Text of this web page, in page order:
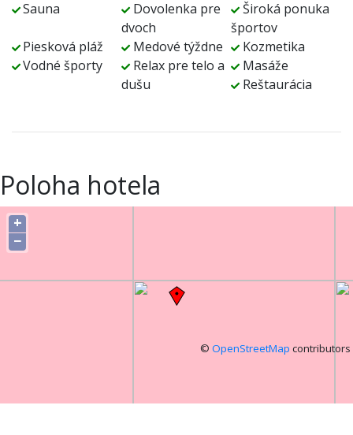
Sauna
Dovolenka pre
dvoch
Široká ponuka
športov
Piesková pláž
Medové týždne
Kozmetika
Vodné športy
Relax pre telo a
dušu
Masáže
Reštaurácia
Poloha hotela
+
−
© OpenStreetMap contributors